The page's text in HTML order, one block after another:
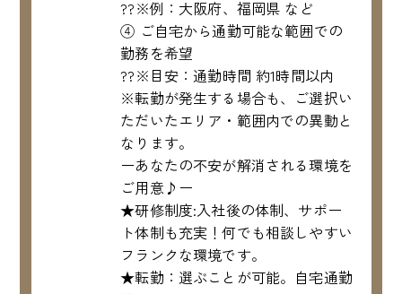
??※例：大阪府、福岡県 など
④ ご自宅から通勤可能な範囲での
勤務を希望
??※目安：通勤時間 約1時間以内
※転勤が発生する場合も、ご選択い
ただいたエリア・範囲内での異動と
なります。
ーあなたの不安が解消される環境を
ご用意♪ー
★研修制度:入社後の体制、サポー
ト体制も充実！何でも相談しやすい
フランクな環境です。
★転勤：選ぶことが可能。自宅通勤